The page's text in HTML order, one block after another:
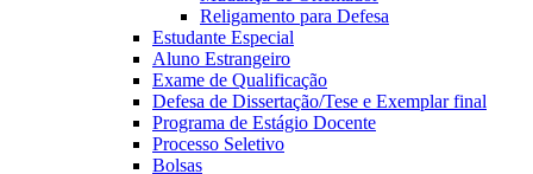
Religamento para Defesa
Estudante Especial
Aluno Estrangeiro
Exame de Qualificação
Defesa de Dissertação/Tese e Exemplar final
Programa de Estágio Docente
Processo Seletivo
Bolsas